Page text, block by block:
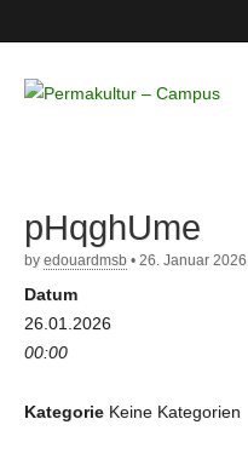
– Campus
pHqghUme
by edouardmsb • 26. Januar 2026
Datum
26.01.2026
00:00
Kategorie Keine Kategorien